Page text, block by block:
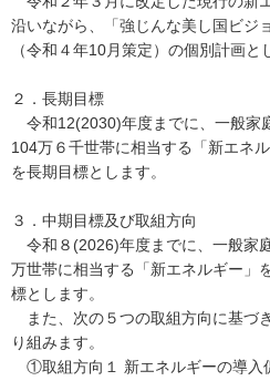
沿いながら、「強じんな美し国ビジ
（令和４年10月策定）の個別計画と
２．長期目標
令和12(2030)年度までに、一般家
104万６千世帯に相当する「新エネ
を長期目標とします。
３．中期目標及び取組方向
令和８(2026)年度までに、一般家
万世帯に相当する「新エネルギー」
標とします。
また、次の５つの取組方向に基づ
り組みます。
①取組方向１ 新エネルギーの導入